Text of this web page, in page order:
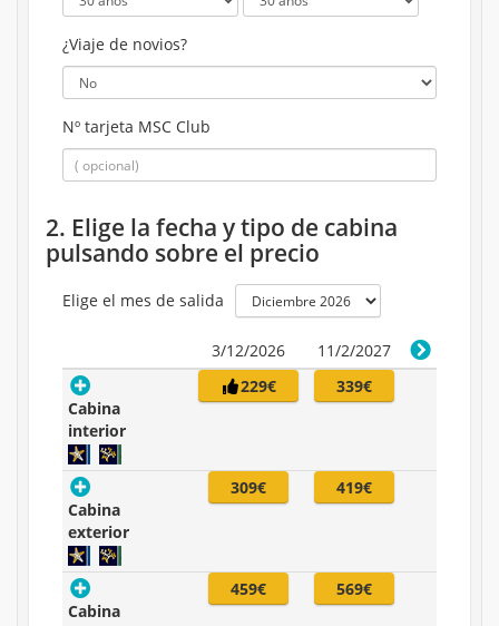
¿Viaje de novios?
Nº tarjeta MSC Club
2. Elige la fecha y tipo de cabina
pulsando sobre el precio
Elige el mes de salida
3/12/2026 11/2/2027
Cabina
interior
229€ 339€
Cabina
exterior
309€ 419€
Cabina
459€ 569€